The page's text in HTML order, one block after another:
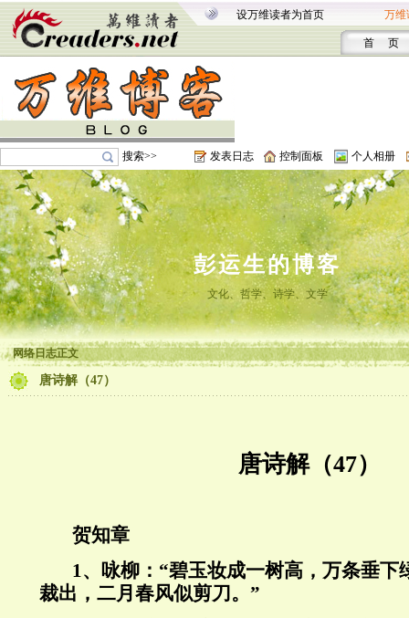
设万维读者为首页 万维
首 页
搜索>> 发表日志 控制面板 个人相册
彭运生的博客
文化、哲学、诗学、文学
网络日志正文
唐诗解（47）
唐诗解（47）
贺知章
1、 咏柳：“碧玉妆成一树高，万条垂下
裁出，二月春风似剪刀。”